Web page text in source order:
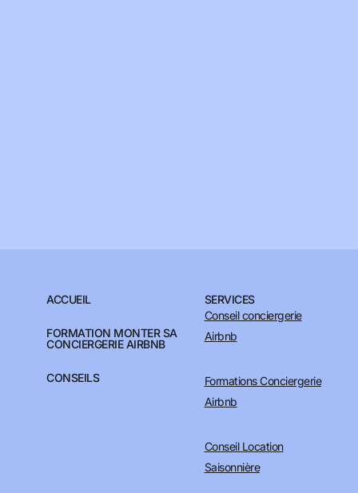
ACCUEIL
FORMATION MONTER SA
CONCIERGERIE AIRBNB
CONSEILS
SERVICES
Conseil conciergerie
Airbnb
Formations Conciergerie
Airbnb
Conseil Location
Saisonnière